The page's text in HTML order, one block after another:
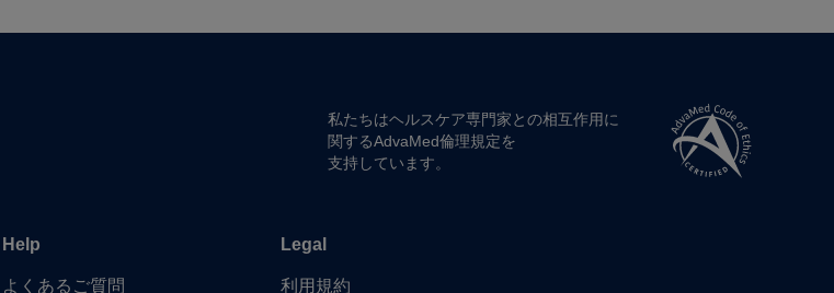
私たちは​ヘルスケア専門家との​相互作用に​
関する​AdvaMed倫理規定を​
支持しています。
Help
よく​ある​ご質問
Legal
利用規約